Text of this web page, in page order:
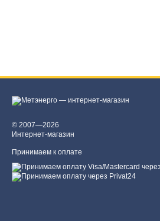
© 2007—2026
Интернет-магазин
Принимаем к оплате